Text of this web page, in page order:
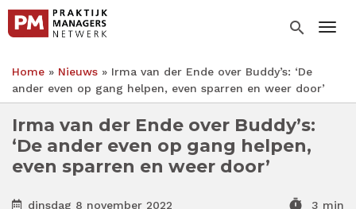
Overslaan
naar
inhoud
gaan
search
Kruimelpad
Home Nieuws
Irma van der Ende over Buddy’s: ‘De
ander even op gang helpen, even sparren en weer door’
Irma van der Ende over Buddy’s:
‘De ander even op gang helpen,
even sparren en weer door’
dinsdag 8 november 2022 timer 3 min